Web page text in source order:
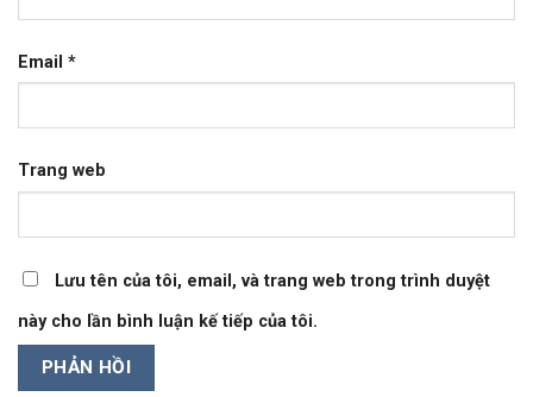
Email *
Trang web
Lưu tên của tôi, email, và trang web trong trình duyệt
này cho lần bình luận kế tiếp của tôi.